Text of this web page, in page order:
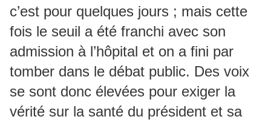
c’est pour quelques jours ; mais cette
fois le seuil a été franchi avec son
admission à l’hôpital et on a fini par
tomber dans le débat public. Des voix
se sont donc élevées pour exiger la
vérité sur la santé du président et sa